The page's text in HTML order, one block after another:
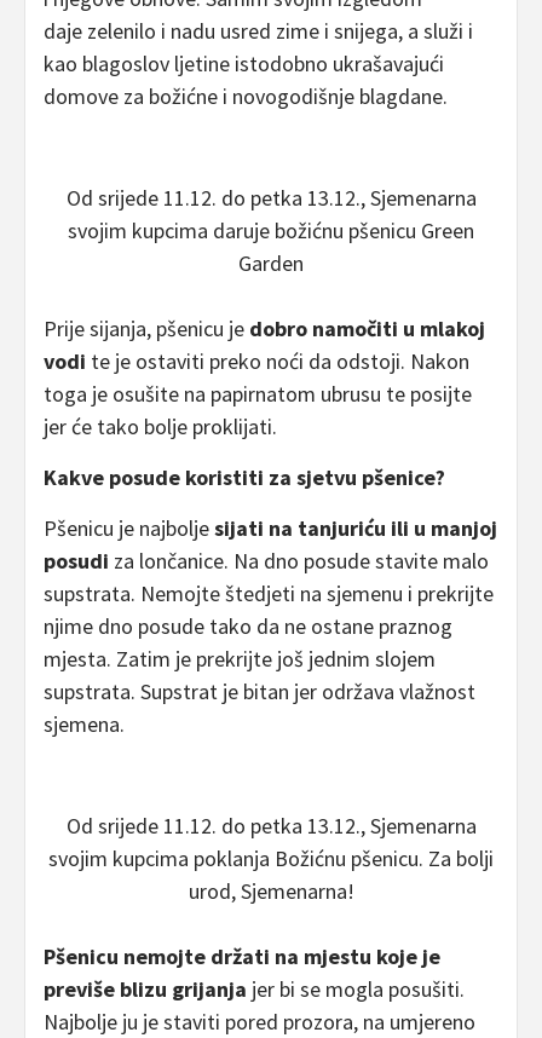
daje zelenilo i nadu usred zime i snijega, a služi i
kao blagoslov ljetine istodobno ukrašavajući
domove za božićne i novogodišnje blagdane.
Od srijede 11.12. do petka 13.12., Sjemenarna
svojim kupcima daruje božićnu pšenicu Green
Garden
Prije sijanja, pšenicu je dobro namočiti u mlakoj
vodi te je ostaviti preko noći da odstoji. Nakon
toga je osušite na papirnatom ubrusu te posijte
jer će tako bolje proklijati.
Kakve posude koristiti za sjetvu pšenice?
Pšenicu je najboljesijati na tanjuriću ili u manjoj
posudi za lončanice. Na dno posude stavite malo
supstrata. Nemojte štedjeti na sjemenu i prekrijte
njime dno posude tako da ne ostane praznog
mjesta. Zatim je prekrijte još jednim slojem
supstrata. Supstrat je bitan jer održava vlažnost
sjemena.
Od srijede 11.12. do petka 13.12., Sjemenarna
svojim kupcima poklanja Božićnu pšenicu. Za bolji
urod, Sjemenarna!
Pšenicu nemojte držati na mjestu koje je
previše blizu grijanja jer bi se mogla posušiti.
Najbolje ju je staviti pored prozora, na umjereno